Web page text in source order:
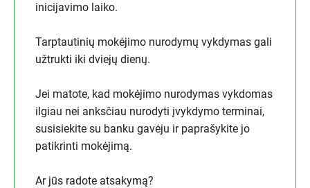
inicijavimo laiko.
Tarptautinių mokėjimo nurodymų vykdymas gali
užtrukti iki dviejų dienų.
Jei matote, kad mokėjimo nurodymas vykdomas
ilgiau nei anksčiau nurodyti įvykdymo terminai,
susisiekite su banku gavėju ir paprašykite jo
patikrinti mokėjimą.
Ar jūs radote atsakymą?